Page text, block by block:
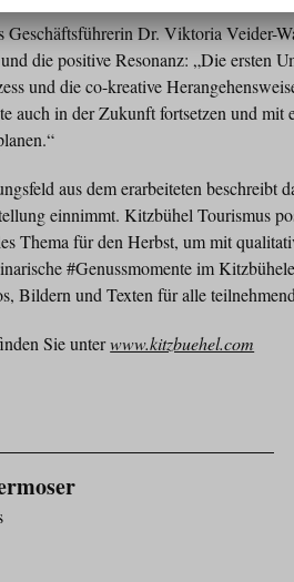
Dr. Viktoria Veider-
die positive Resonanz: „Die ersten
und die co-kreative
auch in der Zukunft fortsetzen und mit
aus dem erarbeiteten
einnimmt. Kitzbühel Tourismus
Thema für den Herbst, um mit
#Genussmomente im
Bildern und Texten für alle
Sie unterwww.kitzbuehel.com